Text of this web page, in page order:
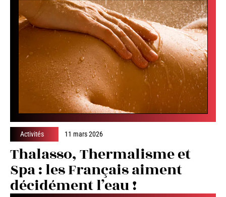
Activités 11 mars 2026
Thalasso, Thermalisme et
Spa : les Français aiment
décidément l’eau !